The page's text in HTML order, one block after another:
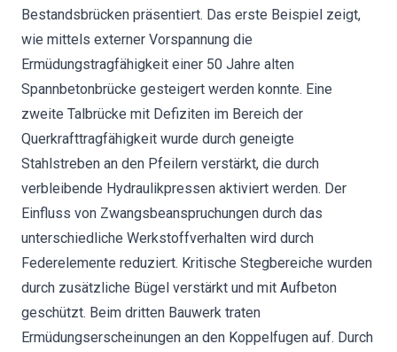
Bestandsbrücken präsentiert. Das erste Beispiel zeigt,
wie mittels externer Vorspannung die
Ermüdungstragfähigkeit einer 50 Jahre alten
Spannbetonbrücke gesteigert werden konnte. Eine
zweite Talbrücke mit Defiziten im Bereich der
Querkrafttragfähigkeit wurde durch geneigte
Stahlstreben an den Pfeilern verstärkt, die durch
verbleibende Hydraulikpressen aktiviert werden. Der
Einfluss von Zwangsbeanspruchungen durch das
unterschiedliche Werkstoffverhalten wird durch
Federelemente reduziert. Kritische Stegbereiche wurden
durch zusätzliche Bügel verstärkt und mit Aufbeton
geschützt. Beim dritten Bauwerk traten
Ermüdungserscheinungen an den Koppelfugen auf. Durch